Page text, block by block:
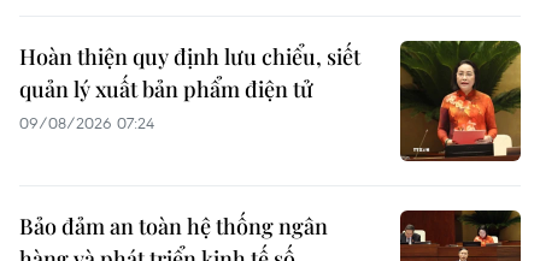
Hoàn thiện quy định lưu chiểu, siết
quản lý xuất bản phẩm điện tử
09/08/2026 07:24
Bảo đảm an toàn hệ thống ngân